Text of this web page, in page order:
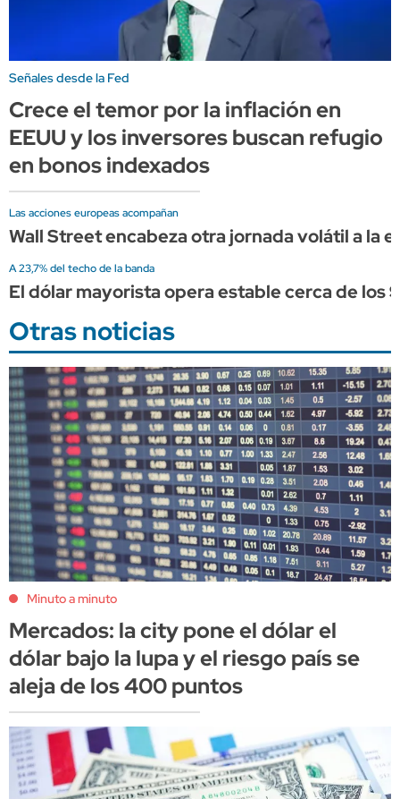
Señales desde la Fed
Crece el temor por la inflación en
EEUU y los inversores buscan refugio
en bonos indexados
Las acciones europeas acompañan
Wall Street encabeza otra jornada volátil a la
A 23,7% del techo de la banda
El dólar mayorista opera estable cerca de los
Otras noticias
Minuto a minuto
Mercados: la city pone el dólar el
dólar bajo la lupa y el riesgo país se
aleja de los 400 puntos